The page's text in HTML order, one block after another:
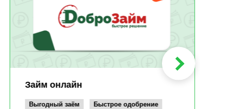
Займ онлайн
Выгодный заём
Быстрое одобрение